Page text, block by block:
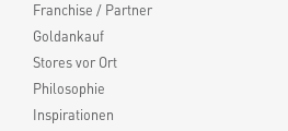
Franchise / Partner
Goldankauf
Stores vor Ort
Philosophie
Inspirationen